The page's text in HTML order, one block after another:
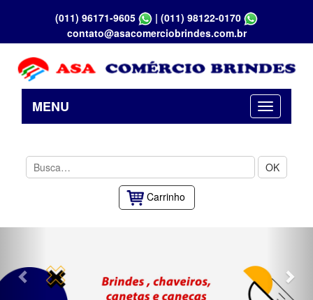
(011) 96171-9605 | (011) 98122-0170
contato@asacomerciobrindes.com.br
MENU
OK
Carrinho